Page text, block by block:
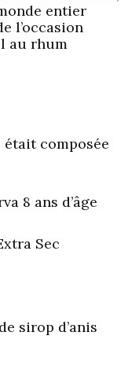
entier
l’occasion
au rhum
composée
8 ans d’âge
Sec
sirop d’anis